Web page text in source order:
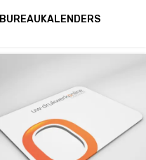
BUREAUKALENDERS